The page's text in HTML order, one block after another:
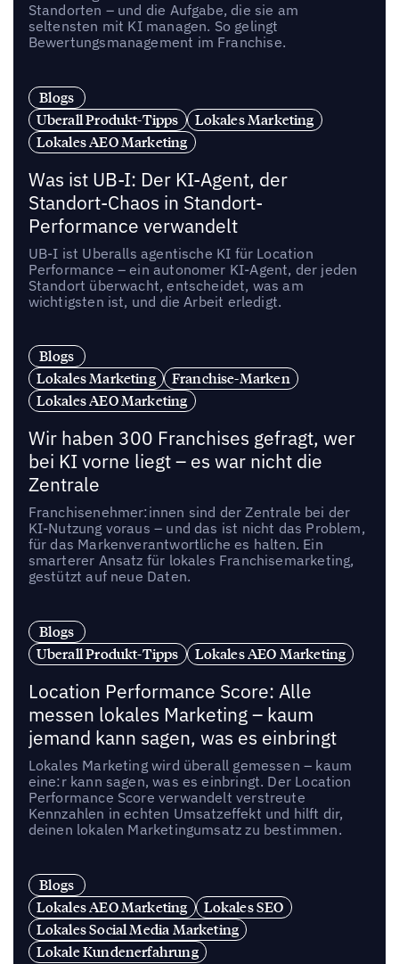
Standorten – und die Aufgabe, die sie am
seltensten mit KI managen. So gelingt
Bewertungsmanagement im Franchise.
Blogs
Uberall Produkt-Tipps
Lokales Marketing
Lokales AEO Marketing
Was ist UB-I: Der KI-Agent, der
Standort-Chaos in Standort-
Performance verwandelt
UB-I ist Uberalls agentische KI für Location
Performance – ein autonomer KI-Agent, der jeden
Standort überwacht, entscheidet, was am
wichtigsten ist, und die Arbeit erledigt.
Blogs
Lokales Marketing
Franchise-Marken
Lokales AEO Marketing
Wir haben 300 Franchises gefragt, wer
bei KI vorne liegt – es war nicht die
Zentrale
Franchisenehmer:innen sind der Zentrale bei der
KI-Nutzung voraus – und das ist nicht das Problem,
für das Markenverantwortliche es halten. Ein
smarterer Ansatz für lokales Franchisemarketing,
gestützt auf neue Daten.
Blogs
Uberall Produkt-Tipps
Lokales AEO Marketing
Location Performance Score: Alle
messen lokales Marketing – kaum
jemand kann sagen, was es einbringt
Lokales Marketing wird überall gemessen – kaum
eine:r kann sagen, was es einbringt. Der Location
Performance Score verwandelt verstreute
Kennzahlen in echten Umsatzeffekt und hilft dir,
deinen lokalen Marketingumsatz zu bestimmen.
Blogs
Lokales AEO Marketing
Lokales SEO
Lokales Social Media Marketing
Lokale Kundenerfahrung